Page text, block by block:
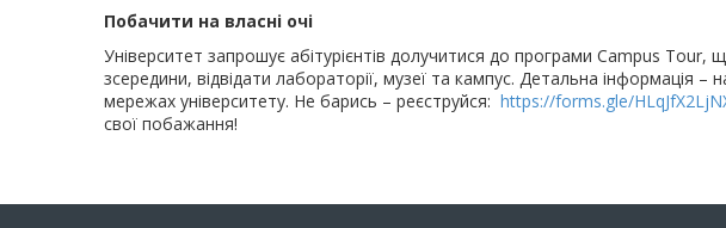
Побачити на власні очі
Університет запрошує абітурієнтів долучитися до програми Campus
зсередини, відвідати лабораторії, музеї та кампус. Детальна інформація –
мережах університету. Не барись – реєструйся: https://forms.gle/
свої побажання!